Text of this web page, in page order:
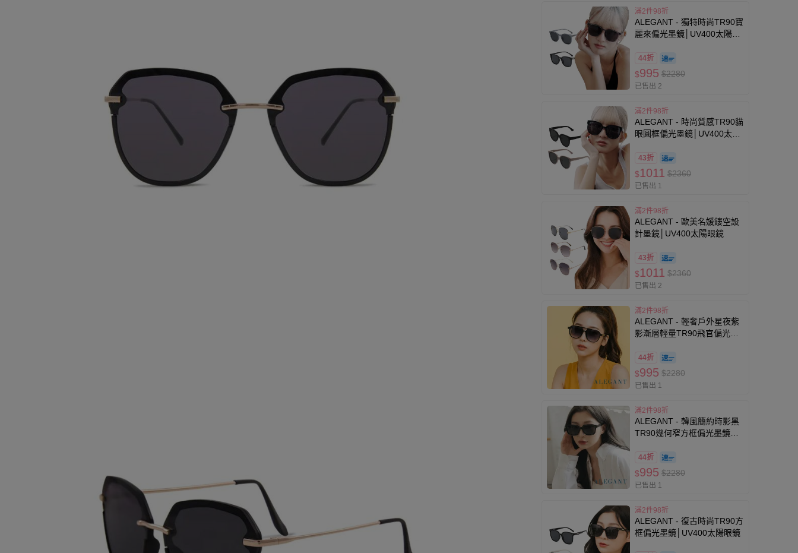
滿2件98折
ALEGANT - 獨特時尚TR90寶
麗來偏光墨鏡│UV400太陽眼
44折
$995 $2280
已售出 2
滿2件98折
ALEGANT - 時尚質感TR90貓
眼圓框偏光墨鏡│UV400太陽
43折
$1011 $2360
已售出 1
滿2件98折
ALEGANT - 歐美名媛鏤空設
計墨鏡│UV400太陽眼鏡
43折
$1011 $2360
已售出 2
滿2件98折
ALEGANT - 輕奢戶外星夜紫
影漸層輕量TR90飛官偏光墨
影)
44折
$995 $2280
已售出 1
滿2件98折
ALEGANT - 韓風簡約時影黑
TR90幾何窄方框偏光墨鏡
44折
$995 $2280
已售出 1
滿2件98折
ALEGANT - 復古時尚TR90方
框偏光墨鏡│UV400太陽眼鏡